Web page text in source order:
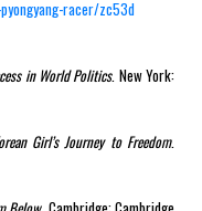
racer/zc53d
in World Politics. New York:
Girl’s Journey to Freedom.